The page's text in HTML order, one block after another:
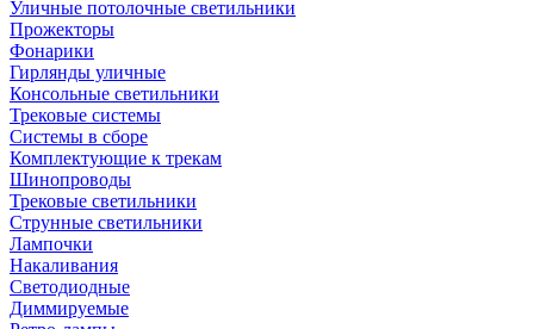
Уличные потолочные светильники
Прожекторы
Фонарики
Гирлянды уличные
Консольные светильники
Трековые системы
Системы в сборе
Комплектующие к трекам
Шинопроводы
Трековые светильники
Струнные светильники
Лампочки
Накаливания
Светодиодные
Диммируемые